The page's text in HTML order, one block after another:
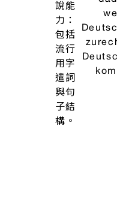
文化
議
題。